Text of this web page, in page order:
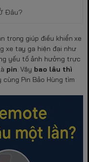
Đâu?
trọng giúp điều khiển xe
xe tay ga hiện đại như
yếu tố ảnh hưởng trực
pin. Vậy bao lâu thì
cùng Pin Bảo Hùng tìm